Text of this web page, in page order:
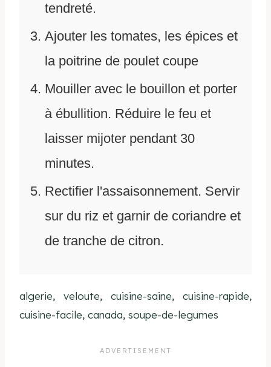
tendreté.
Ajouter les tomates, les épices et
la poitrine de poulet coupe
Mouiller avec le bouillon et porter
à ébullition. Réduire le feu et
laisser mijoter pendant 30
minutes.
Rectifier l'assaisonnement. Servir
sur du riz et garnir de coriandre et
de tranche de citron.
algerie, veloute, cuisine-saine, cuisine-rapide,
cuisine-facile, canada, soupe-de-legumes